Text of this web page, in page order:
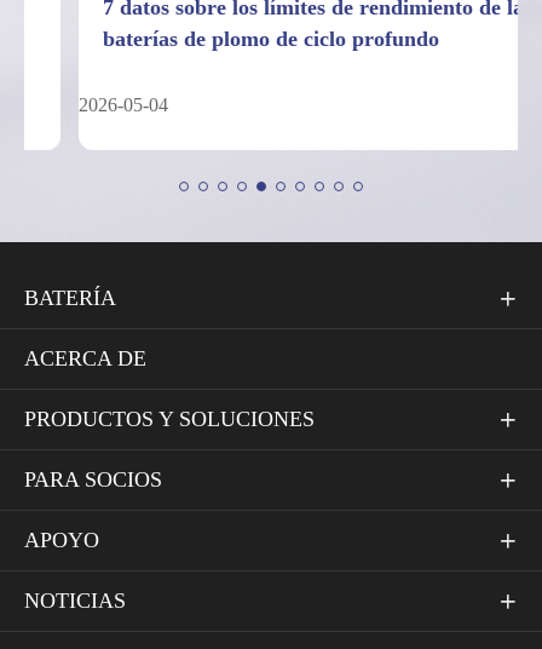
7 datos sobre los límites de rendimiento de las
baterías de plomo de ciclo profundo
2026-05-04
BATERÍA 
ACERCA DE
PRODUCTOS Y SOLUCIONES 
PARA SOCIOS 
APOYO 
NOTICIAS 